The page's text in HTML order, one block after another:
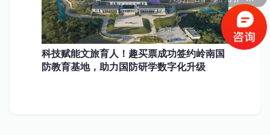
科技赋能文旅育人！趣买票成功签约岭南国
防教育基地，助力国防研学数字化升级